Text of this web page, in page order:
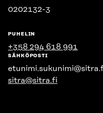
0202132-3
PUHELIN
+358 294 618 991
SÄHKÖPOSTI
sitra@sitra.fi